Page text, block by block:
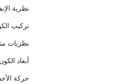
نظرية
تركيب
نظريات
أبعاد الكون
حركة